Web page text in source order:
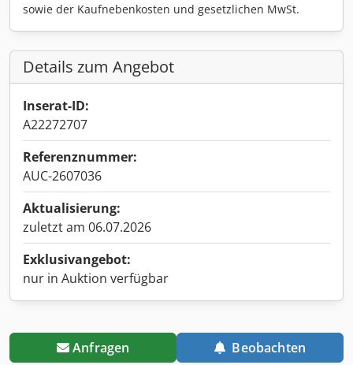
sowie der Kaufnebenkosten und gesetzlichen MwSt.
Details zum Angebot
Inserat-ID:
A22272707
Referenznummer:
AUC-2607036
Aktualisierung:
zuletzt am 06.07.2026
Exklusivangebot:
nur in Auktion verfügbar
Anfragen Beobachten